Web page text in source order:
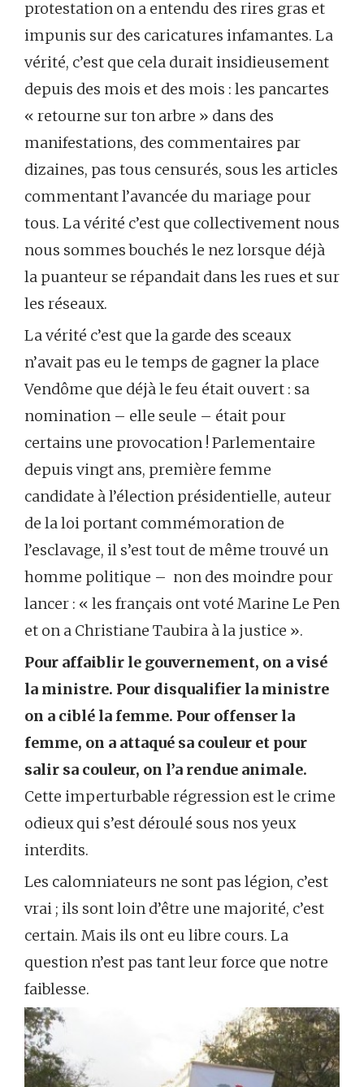
protestation on a entendu des rires gras et
impunis sur des caricatures infamantes. La
vérité, c’est que cela durait insidieusement
depuis des mois et des mois : les pancartes
« retourne sur ton arbre » dans des
manifestations, des commentaires par
dizaines, pas tous censurés, sous les articles
commentant l’avancée du mariage pour
tous. La vérité c’est que collectivement nous
nous sommes bouchés le nez lorsque déjà
la puanteur se répandait dans les rues et sur
les réseaux.
La vérité c’est que la garde des sceaux
n’avait pas eu le temps de gagner la place
Vendôme que déjà le feu était ouvert : sa
nomination – elle seule – était pour
certains une provocation ! Parlementaire
depuis vingt ans, première femme
candidate à l’élection présidentielle, auteur
de la loi portant commémoration de
l’esclavage, il s’est tout de même trouvé un
homme politique – non des moindre pour
lancer : « les français ont voté Marine Le Pen
et on a Christiane Taubira à la justice ».
Pour affaiblir le gouvernement, on a visé
la ministre. Pour disqualifier la ministre
on a ciblé la femme. Pour offenser la
femme, on a attaqué sa couleur et pour
salir sa couleur, on l’a rendue animale.
Cette imperturbable régression est le crime
odieux qui s’est déroulé sous nos yeux
interdits.
Les calomniateurs ne sont pas légion, c’est
vrai ; ils sont loin d’être une majorité, c’est
certain. Mais ils ont eu libre cours. La
question n’est pas tant leur force que notre
faiblesse.